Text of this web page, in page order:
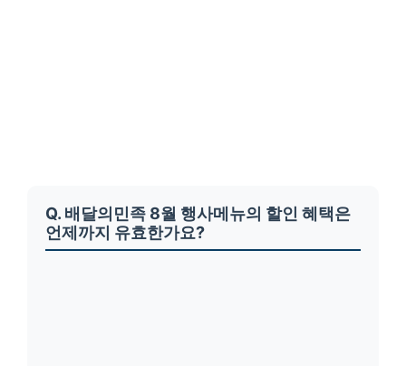
Q. 배달의민족 8월 행사메뉴의 할인 혜택은
언제까지 유효한가요?